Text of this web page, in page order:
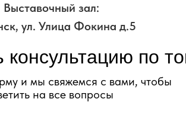
Выставочный зал:
ул. Улица Фокина д.5
и мы свяжемся с вами, чтобы
на все вопросы
консультацию по